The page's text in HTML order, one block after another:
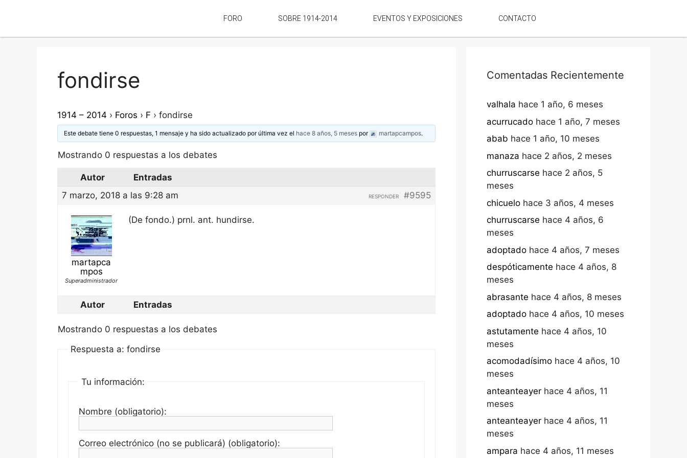
FORO SOBRE 1914-2014 EVENTOS Y EXPOSICIONES CONTACTO
fondirse
1914 – 2014 › Foros › F › fondirse
Este debate tiene 0 respuestas, 1 mensaje y ha sido actualizado por última vez el hace 8 años, 5 meses por martapcampos.
Mostrando 0 respuestas a los debates
Autor
Entradas
7 marzo, 2018 a las 9:28 am
#9595
RESPONDER
martapca
mpos
Superadministrador
(De fondo.) prnl. ant. hundirse.
Autor Entradas
Mostrando 0 respuestas a los debates
Respuesta a: fondirse
Tu información:
Nombre (obligatorio):
Correo electrónico (no se publicará) (obligatorio):
Comentadas Recientemente
valhala hace 1 año, 6 meses
acurrucado hace 1 año, 7 meses
abab hace 1 año, 10 meses
manaza hace 2 años, 2 meses
churruscarse hace 2 años, 5
meses
chicuelo hace 3 años, 4 meses
churruscarse hace 4 años, 6
meses
adoptado hace 4 años, 7 meses
despóticamente hace 4 años, 8
meses
abrasante hace 4 años, 8 meses
adoptado hace 4 años, 10 meses
astutamente hace 4 años, 10
meses
acomodadísimo hace 4 años, 10
meses
anteanteayer hace 4 años, 11
meses
anteanteayer hace 4 años, 11
meses
ampara hace 4 años, 11 meses